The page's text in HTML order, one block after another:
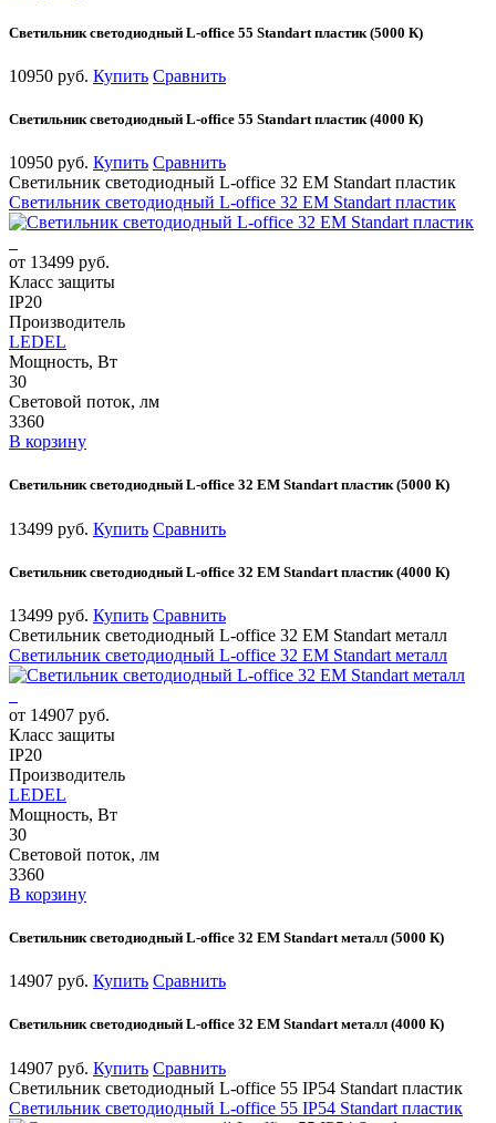
Светильник светодиодный L-office 55 Standart пластик (5000 К)
10950 руб. Купить Сравнить
Светильник светодиодный L-office 55 Standart пластик (4000 К)
10950 руб. Купить Сравнить
Светильник светодиодный L-office 32 EM Standart пластик
Светильник светодиодный L-office 32 EM Standart пластик
от 13499 руб.
Класс защиты
IP20
Производитель
LEDEL
Мощность, Вт
30
Световой поток, лм
3360
В корзину
Светильник светодиодный L-office 32 EM Standart пластик (5000 К)
13499 руб. Купить Сравнить
Светильник светодиодный L-office 32 EM Standart пластик (4000 К)
13499 руб. Купить Сравнить
Светильник светодиодный L-office 32 EM Standart металл
Светильник светодиодный L-office 32 EM Standart металл
от 14907 руб.
Класс защиты
IP20
Производитель
LEDEL
Мощность, Вт
30
Световой поток, лм
3360
В корзину
Светильник светодиодный L-office 32 EM Standart металл (5000 К)
14907 руб. Купить Сравнить
Светильник светодиодный L-office 32 EM Standart металл (4000 К)
14907 руб. Купить Сравнить
Светильник светодиодный L-office 55 IP54 Standart пластик
Светильник светодиодный L-office 55 IP54 Standart пластик